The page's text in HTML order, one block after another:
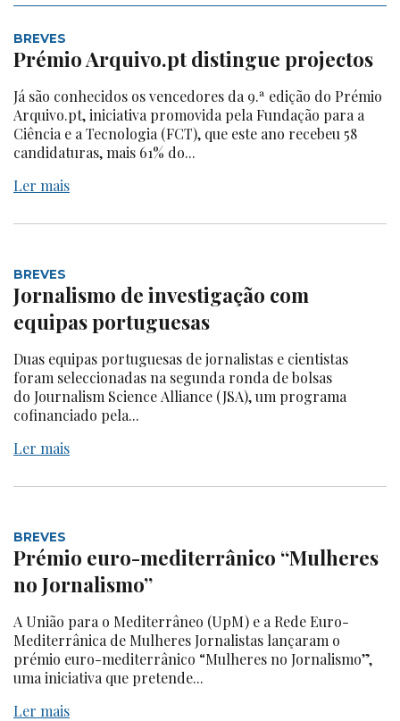
BREVES
Prémio Arquivo.pt distingue projectos
Já são conhecidos os vencedores da 9.ª edição do Prémio
Arquivo.pt, iniciativa promovida pela Fundação para a
Ciência e a Tecnologia (FCT), que este ano recebeu 58
candidaturas, mais 61% do...
Ler mais
BREVES
Jornalismo de investigação com
equipas portuguesas
Duas equipas portuguesas de jornalistas e cientistas
foram seleccionadas na segunda ronda de bolsas
do Journalism Science Alliance (JSA), um programa
cofinanciado pela...
Ler mais
BREVES
Prémio euro-mediterrânico “Mulheres
no Jornalismo”
A União para o Mediterrâneo (UpM) e a Rede Euro-
Mediterrânica de Mulheres Jornalistas lançaram o
prémio euro-mediterrânico “Mulheres no Jornalismo”,
uma iniciativa que pretende...
Ler mais